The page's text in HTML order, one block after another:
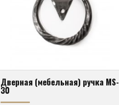
Дверная (мебельная) ручка MS-
30